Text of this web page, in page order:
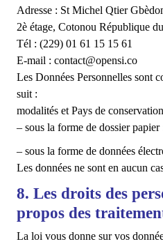
Adresse : St Michel Qtier
2è étage, Cotonou République
Tél : (229) 01 61 15 15 61
E-mail : contact@opensi.co
Les Données Personnelles sont
suit :
modalités et Pays de
– sous la forme de dossier
– sous la forme de données
Les données ne sont en aucun
8. Les droits des
propos des
La loi vous donne sur vos